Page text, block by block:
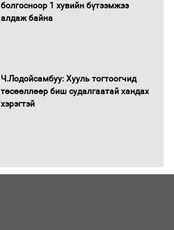
болгосноор 1 хувийн бүтээмжээ
алдаж байна
Ч.Лодойсамбуу: Хууль тогтоогчид
төсөөллөөр биш судалгаатай хандах
хэрэгтэй